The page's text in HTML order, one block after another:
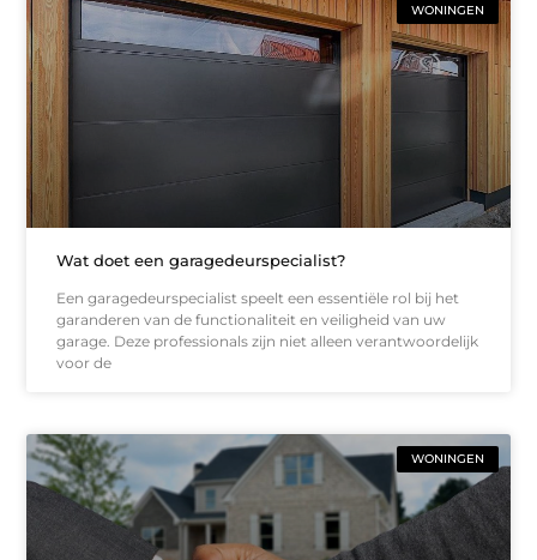
WONINGEN
Wat doet een garagedeurspecialist?
Een garagedeurspecialist speelt een essentiële rol bij het
garanderen van de functionaliteit en veiligheid van uw
garage. Deze professionals zijn niet alleen verantwoordelijk
voor de
WONINGEN